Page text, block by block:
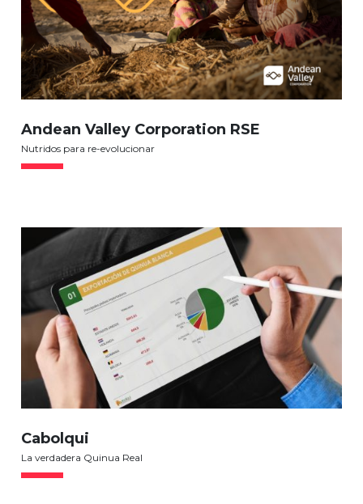
Andean Valley Corporation RSE
Nutridos para re-evolucionar
Cabolqui
La verdadera Quinua Real